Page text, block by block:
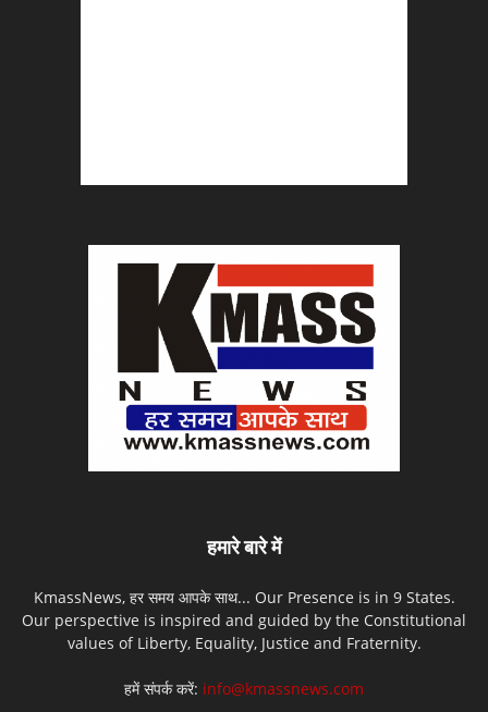
हमारे बारे में
KmassNews, हर समय आपके साथ... Our Presence is in 9 States.
Our perspective is inspired and guided by the Constitutional
values of Liberty, Equality, Justice and Fraternity.
हमें संपर्क करें: info@kmassnews.com